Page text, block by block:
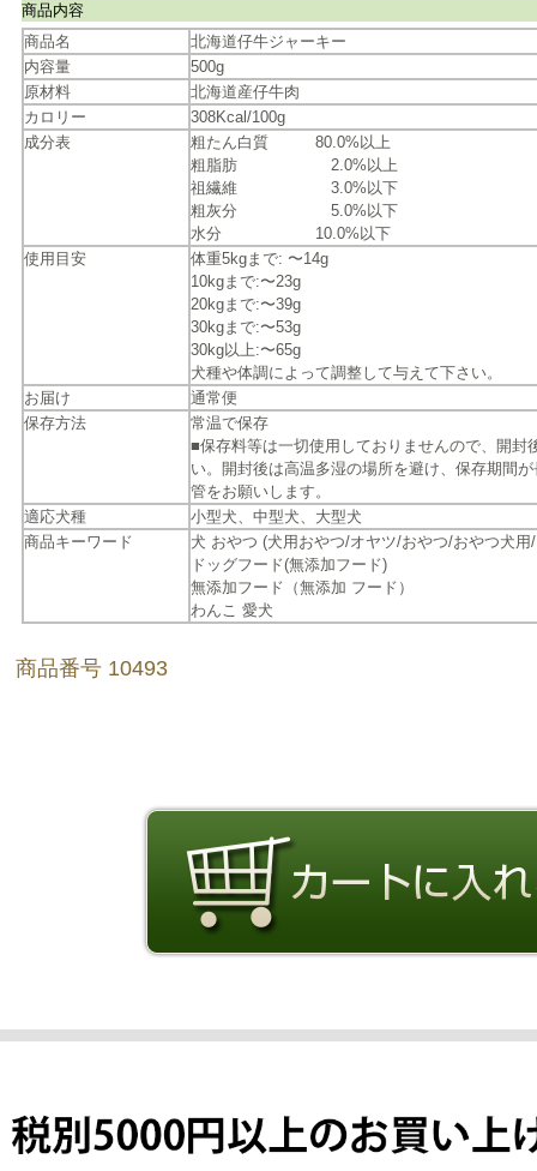
商品内容
商品名
北海道仔牛ジャーキー
内容量
500g
原材料
北海道産仔牛肉
カロリー
308Kcal/100g
成分表
粗たん白質 80.0%以上
粗脂肪 2.0%以上
祖繊維 3.0%以下
粗灰分 5.0%以下
水分 10.0%以下
使用目安
体重5kgまで: 〜14g
10kgまで:〜23g
20kgまで:〜39g
30kgまで:〜53g
30kg以上:〜65g
犬種や体調によって調整して与えて下さい。
お届け
通常便
保存方法
常温で保存
■保存料等は一切使用しておりませんので、開封
い。開封後は高温多湿の場所を避け、保存期間
管をお願いします。
適応犬種
小型犬、中型犬、大型犬
商品キーワード
犬 おやつ (犬用おやつ/オヤツ/おやつ/おやつ犬用
ドッグフード(無添加フード)
無添加フード（無添加 フード）
わんこ 愛犬
商品番号 10493